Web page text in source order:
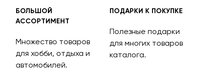
БОЛЬШОЙ
АССОРТИМЕНТ
Множество товаров
для хобби, отдыха и
автомобилей.
ПОДАРКИ К ПОКУПКЕ
Полезные подарки
для многих товаров
каталога.